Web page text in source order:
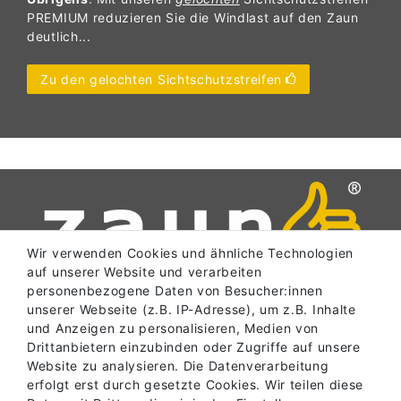
PREMIUM reduzieren Sie die Windlast auf den Zaun
deutlich...
Zu den gelochten Sichtschutzstreifen
SERVICE
Wir verwenden Cookies und ähnliche Technologien
auf unserer Website und verarbeiten
personenbezogene Daten von Besucher:innen
unserer Webseite (z.B. IP-Adresse), um z.B. Inhalte
und Anzeigen zu personalisieren, Medien von
Drittanbietern einzubinden oder Zugriffe auf unsere
Website zu analysieren. Die Datenverarbeitung
erfolgt erst durch gesetzte Cookies. Wir teilen diese